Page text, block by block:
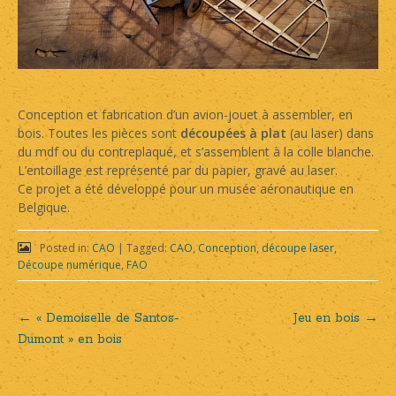
Conception et fabrication d’un avion-jouet à assembler, en
bois. Toutes les pièces sont découpées à plat (au laser) dans
du mdf ou du contreplaqué, et s’assemblent à la colle blanche.
L’entoillage est représenté par du papier, gravé au laser.
Ce projet a été développé pour un musée aéronautique en
Belgique.
Posted in: CAO | Tagged: CAO,Conception, découpe laser,
Découpe numérique, FAO
Post
navigation
← « Demoiselle de Santos-
Dumont » en bois
Jeu en bois →